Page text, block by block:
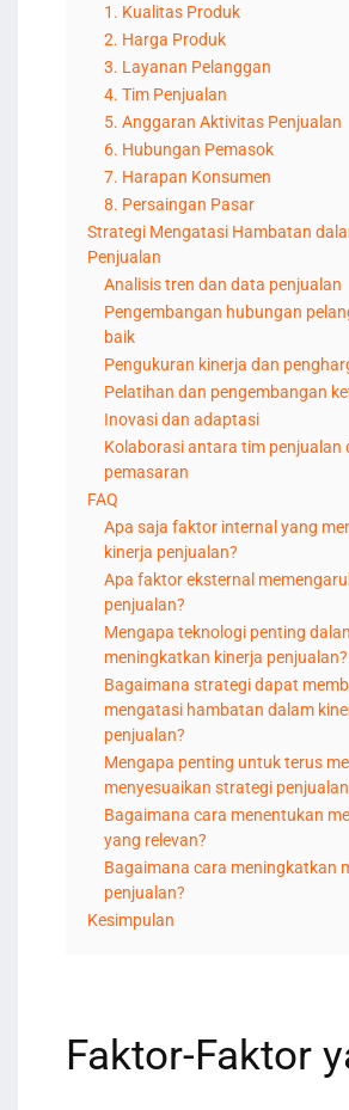
1. Kualitas Produk
2. Harga Produk
3. Layanan Pelanggan
4. Tim Penjualan
5. Anggaran Aktivitas Penjualan
6. Hubungan Pemasok
7. Harapan Konsumen
8. Persaingan Pasar
Strategi Mengatasi Hambatan
Penjualan
Analisis tren dan data penjualan
Pengembangan hubungan
baik
Pengukuran kinerja dan
Pelatihan dan pengembangan
Inovasi dan adaptasi
Kolaborasi antara tim penjualan
pemasaran
FAQ
Apa saja faktor internal yang
kinerja penjualan?
Apa faktor eksternal
penjualan?
Mengapa teknologi penting
meningkatkan kinerja penjualan?
Bagaimana strategi dapat
mengatasi hambatan dalam
penjualan?
Mengapa penting untuk terus
menyesuaikan strategi
Bagaimana cara menentukan
yang relevan?
Bagaimana cara meningkatkan
penjualan?
Kesimpulan
Faktor-Faktor